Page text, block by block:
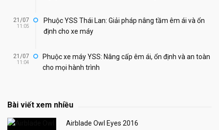
21/07
11:05
Phuộc YSS Thái Lan: Giải pháp nâng tầm êm ái và ổn
định cho xe máy
21/07
11:04
Phuộc xe máy YSS: Nâng cấp êm ái, ổn định và an toàn
cho mọi hành trình
Bài viết xem nhiều
Airblade Owl Eyes 2016